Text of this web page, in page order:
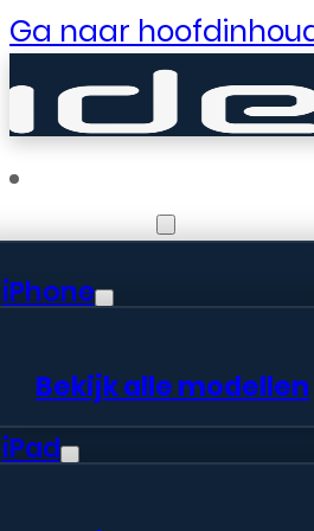
Ga naar
iPhone
Bekijk alle modellen
iPad
Er
Er is iets moois in